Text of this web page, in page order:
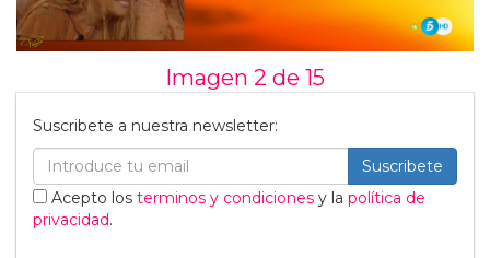
Imagen 2 de 15
Suscribete a nuestra newsletter:
Suscribete
Acepto los terminos y condiciones y la política de
privacidad.